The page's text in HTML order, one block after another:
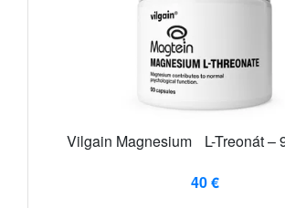
Vilgain Magnesium L-Treonát –
40 €